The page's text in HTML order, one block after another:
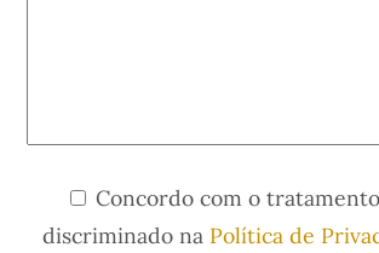
Concordo com o
discriminado na Política de